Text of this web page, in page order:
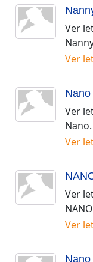
Ver
Ver
Nano
Ver
Nano.
Ver
Ver
Ver
Nano